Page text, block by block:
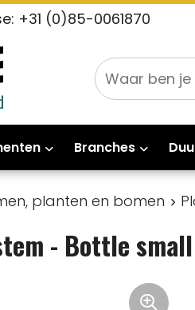
+31 (0)85-0061870
Branches
planten en bomen
- Bottle small